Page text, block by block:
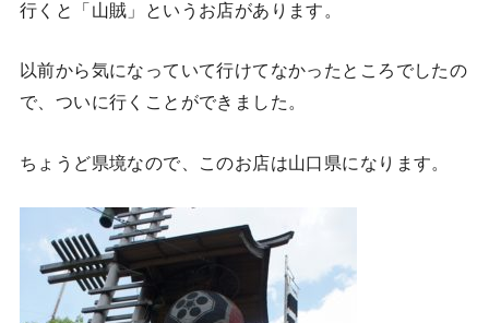
行くと「山賊」というお店があります。
以前から気になっていて行けてなかったところでしたの
で、ついに行くことができました。
ちょうど県境なので、このお店は山口県になります。